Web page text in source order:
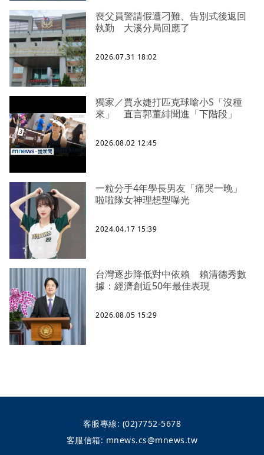
喪父員警請假遭刁難、告別式後返回
執勤 大溪分局回應了
2026.07.31 18:02
獨家／賈永婕打匹克球嗆小S「沒種
來」 直言郭董緋聞進「下階段」
2026.08.02 12:45
一粒分手4年學長男友「痛哭一晚」
啦啦隊女神理想型曝光
2024.04.17 15:39
台灣逐步降低對中依賴 賴清德秀數
據：經濟創近50年最佳表現
2026.08.05 15:29
客服專線: (02)7752-5678
客服信箱: mnews.cs@mnews.tw